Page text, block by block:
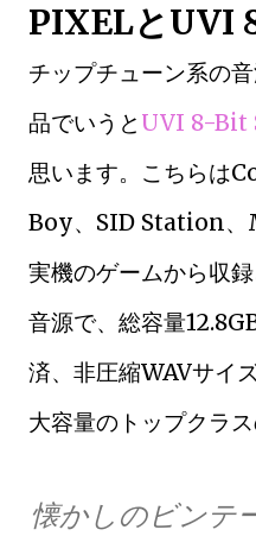
PIXELとUVI
チップチューン系の
品でいうと UVI 8-Bit
思います。こちらは
Boy、SID Station
実機のゲームから収
音源で、総容量
済、非圧縮WAVサイ
大容量のトップクラ
懐かしのビンテ